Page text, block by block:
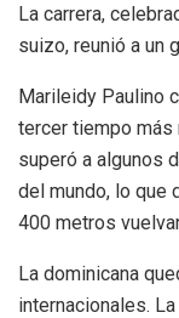
La carrera,
suizo, reunió a un
Marileidy Paulino
tercer tiempo más
superó a algunos
del mundo, lo que
400 metros
La dominicana
internacionales.